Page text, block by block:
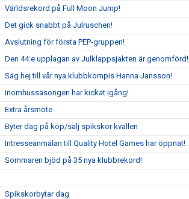
Världsrekord på Full Moon Jump!
Det gick snabbt på Julruschen!
Avslutning för första PEP-gruppen!
Den 44:e upplagan av Julklappsjakten är genomförd!
Säg hej till vår nya klubbkompis Hanna Jansson!
Inomhussäsongen har kickat igång!
Extra årsmöte
Byter dag på köp/sälj spikskor kvällen
Intresseanmälan till Quality Hotel Games har öppnat!
Sommaren bjöd på 35 nya klubbrekord!
Spikskorbytar dag